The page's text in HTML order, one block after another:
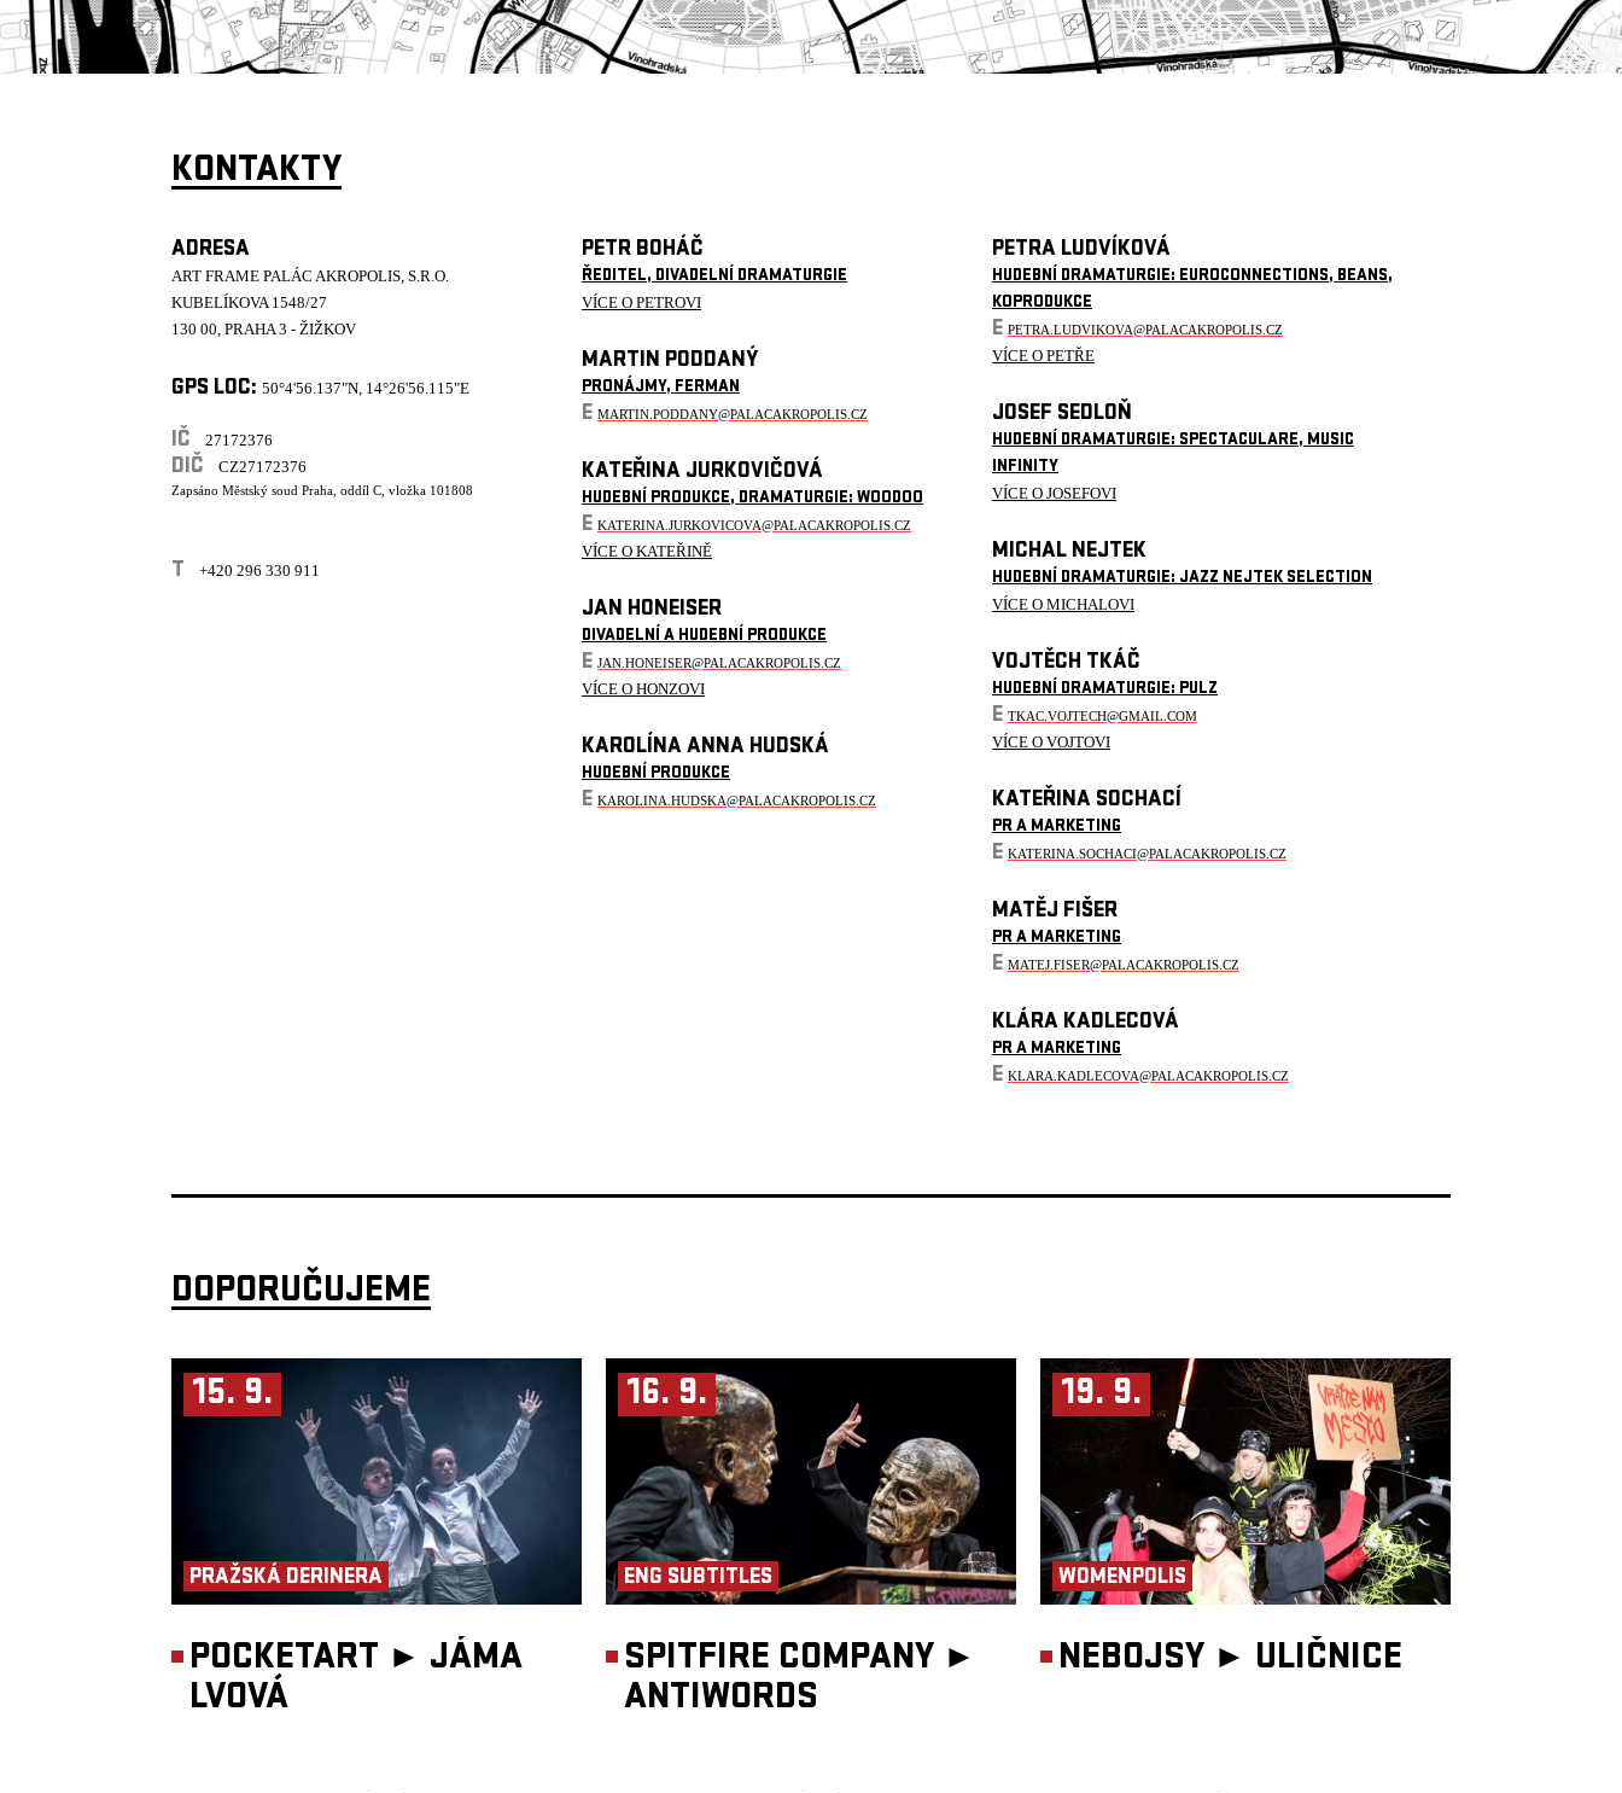
KONTAKTY
ADRESA
ART FRAME PALÁC AKROPOLIS, S.R.O.
KUBELÍKOVA 1548/27
130 00, PRAHA 3 - ŽIŽKOV
GPS LOC: 50°4'56.137"N, 14°26'56.115"E
IČ 27172376
DIČ CZ27172376
Zapsáno Městský soud Praha, oddíl C, vložka 101808
T +420 296 330 911
PETR BOHÁČ
ŘEDITEL, DIVADELNÍ DRAMATURGIE
VÍCE O PETROVI
MARTIN PODDANÝ
PRONÁJMY, FERMAN
E MARTIN.PODDANY@PALACAKROPOLIS.CZ
KATEŘINA JURKOVIČOVÁ
HUDEBNÍ PRODUKCE, DRAMATURGIE: WOODOO
E KATERINA.JURKOVICOVA@PALACAKROPOLIS.CZ
VÍCE O KATEŘINĚ
JAN HONEISER
DIVADELNÍ A HUDEBNÍ PRODUKCE
E JAN.HONEISER@PALACAKROPOLIS.CZ
VÍCE O HONZOVI
KAROLÍNA ANNA HUDSKÁ
HUDEBNÍ PRODUKCE
E KAROLINA.HUDSKA@PALACAKROPOLIS.CZ
PETRA LUDVÍKOVÁ
HUDEBNÍ DRAMATURGIE: EUROCONNECTIONS, BEANS,
KOPRODUKCE
E PETRA.LUDVIKOVA@PALACAKROPOLIS.CZ
VÍCE O PETŘE
JOSEF SEDLOŇ
HUDEBNÍ DRAMATURGIE: SPECTACULARE, MUSIC
INFINITY
VÍCE O JOSEFOVI
MICHAL NEJTEK
HUDEBNÍ DRAMATURGIE: JAZZ NEJTEK SELECTION
VÍCE O MICHALOVI
VOJTĚCH TKÁČ
HUDEBNÍ DRAMATURGIE: PULZ
E TKAC.VOJTECH@GMAIL.COM
VÍCE O VOJTOVI
KATEŘINA SOCHACÍ
PR A MARKETING
E KATERINA.SOCHACI@PALACAKROPOLIS.CZ
MATĚJ FIŠER
PR A MARKETING
E MATEJ.FISER@PALACAKROPOLIS.CZ
KLÁRA KADLECOVÁ
PR A MARKETING
E KLARA.KADLECOVA@PALACAKROPOLIS.CZ
DOPORUČUJEME
15. 9.
PRAŽSKÁ DERINERA
POCKETART ► JÁMA
LVOVÁ
16. 9.
ENG SUBTITLES
SPITFIRE COMPANY ►
ANTIWORDS
19. 9.
WOMENPOLIS
NEBOJSY ► ULIČNICE